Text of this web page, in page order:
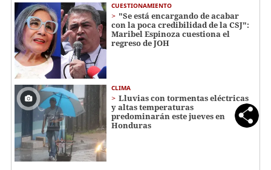
CUESTIONAMIENTO
"Se está encargando de acabar
con la poca credibilidad de la CSJ":
Maribel Espinoza cuestiona el
regreso de JOH
CLIMA
Lluvias con tormentas eléctricas
y altas temperaturas
predominarán este jueves en
Honduras